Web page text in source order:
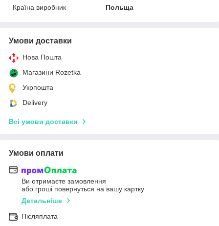
Країна виробник
Польща
Умови доставки
Нова Пошта
Магазини Rozetka
Укрпошта
Delivery
Всі умови доставки
Умови оплати
Ви отримаєте замовлення
або гроші повернуться на вашу картку
Детальніше
Післяплата